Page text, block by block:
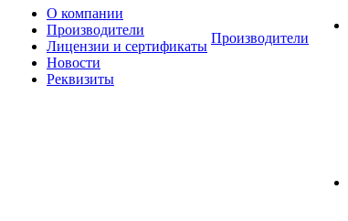
О компании
Производители
Лицензии и сертификаты
Новости
Реквизиты
Производители